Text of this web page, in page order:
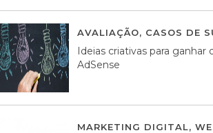
AVALIAÇÃO, CASOS DE
Ideias criativas para ganhar
AdSense
MARKETING DIGITAL,